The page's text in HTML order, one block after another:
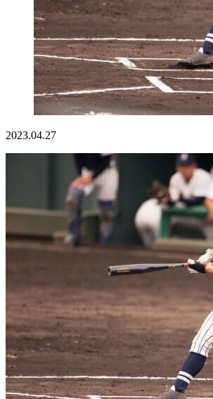
2023.04.27